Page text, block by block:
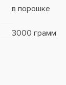
в порошке
3000 грамм